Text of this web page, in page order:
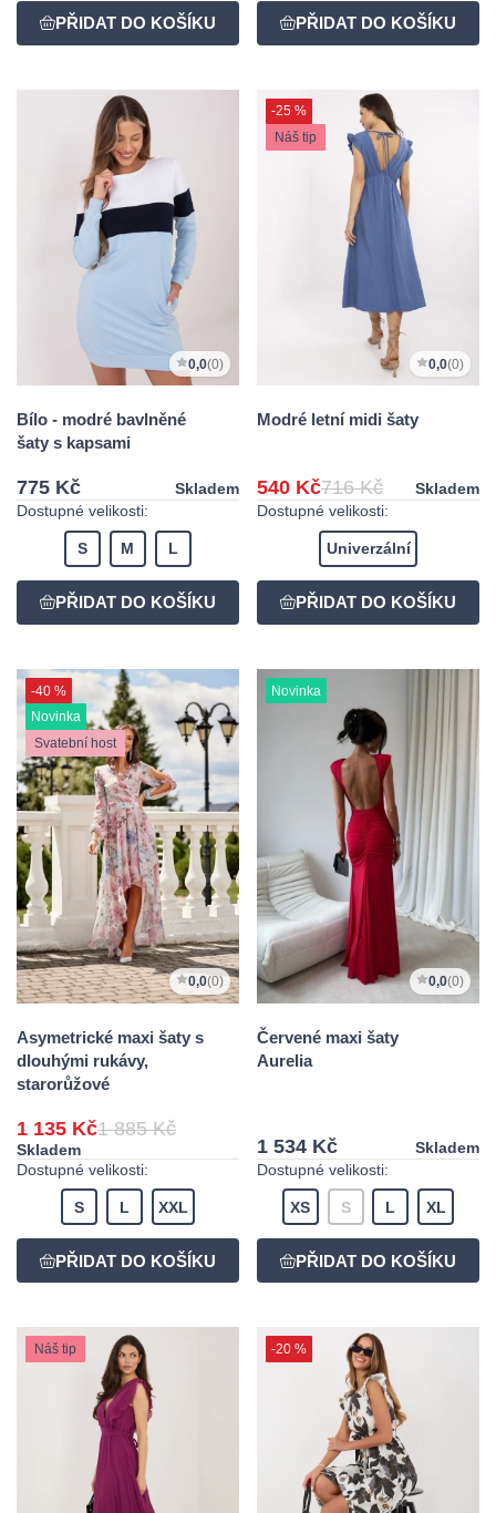
0,0(0)
Bílo - modré bavlněné
šaty s kapsami
775 Kč
Skladem
Dostupné velikosti:
S M L
-25 %
Náš tip
0,0(0)
Modré letní midi šaty
540 Kč716 Kč
Skladem
Dostupné velikosti:
Univerzální
-40 %
Novinka
Svatební host
0,0(0)
Asymetrické maxi šaty s
dlouhými rukávy,
starorůžové
1 135 Kč1 885 Kč
Skladem
Dostupné velikosti:
S L XXL
Novinka
0,0(0)
Červené maxi šaty
Aurelia
1 534 Kč
Skladem
Dostupné velikosti:
XS S L XL
Náš tip -20 %